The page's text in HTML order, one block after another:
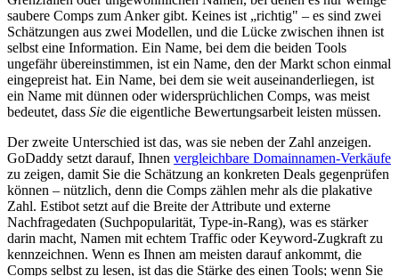
saubere Comps zum Anker gibt. Keines ist „richtig" – es sind zwei
Schätzungen aus zwei Modellen, und die Lücke zwischen ihnen ist
selbst eine Information. Ein Name, bei dem die beiden Tools
ungefähr übereinstimmen, ist ein Name, den der Markt schon einmal
eingepreist hat. Ein Name, bei dem sie weit auseinanderliegen, ist
ein Name mit dünnen oder widersprüchlichen Comps, was meist
bedeutet, dass Sie die eigentliche Bewertungsarbeit leisten müssen.
Der zweite Unterschied ist das, was sie neben der Zahl anzeigen.
GoDaddy setzt darauf, Ihnen vergleichbare Domainnamen-Verkäufe
zu zeigen, damit Sie die Schätzung an konkreten Deals gegenprüfen
können – nützlich, denn die Comps zählen mehr als die plakative
Zahl. Estibot setzt auf die Breite der Attribute und externe
Nachfragedaten (Suchpopularität, Type-in-Rang), was es stärker
darin macht, Namen mit echtem Traffic oder Keyword-Zugkraft zu
kennzeichnen. Wenn es Ihnen am meisten darauf ankommt, die
Comps selbst zu lesen, ist das die Stärke des einen Tools; wenn Sie